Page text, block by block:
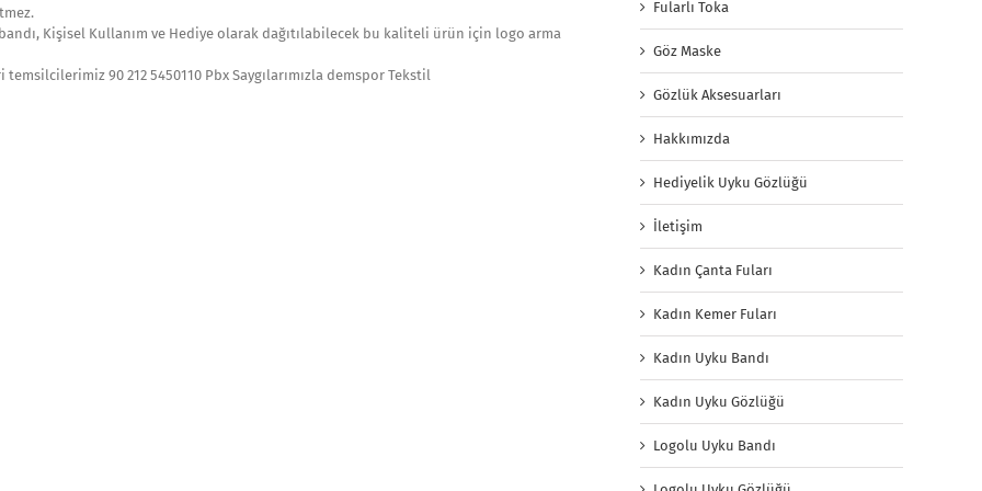
Kişisel Kullanım ve Hediye olarak dağıtılabilecek bu kaliteli ürün için logo arma
90 212 5450110 Pbx Saygılarımızla demspor Tekstil
Fularlı Toka
Göz Maske
Gözlük Aksesuarları
Hakkımızda
Hediyelik Uyku Gözlüğü
İletişim
Kadın Çanta Fuları
Kadın Kemer Fuları
Kadın Uyku Bandı
Kadın Uyku Gözlüğü
Logolu Uyku Bandı